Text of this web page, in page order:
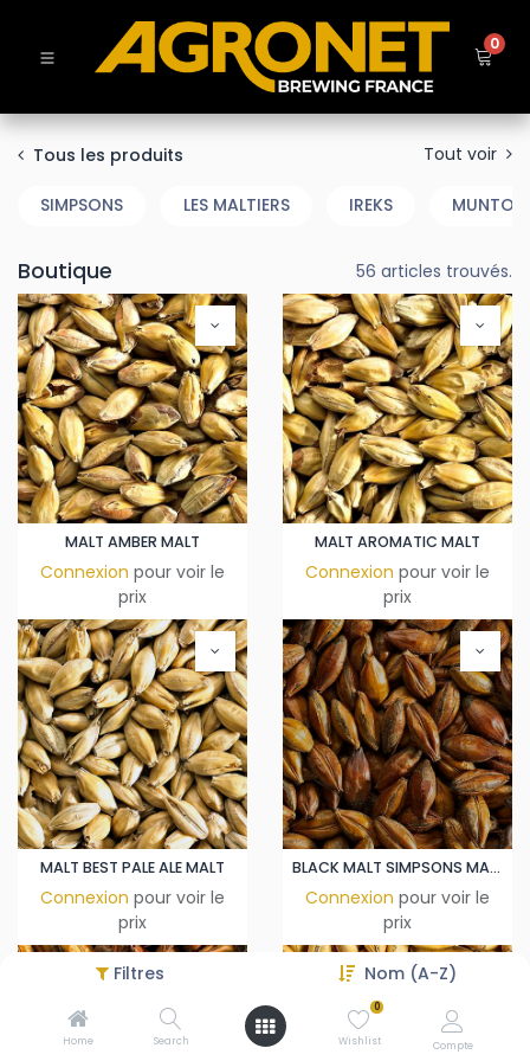
Filtres Nom (A-Z)
Home Search
0
Wishlist Compte
0
Tous les produits Tout voir
SIMPSONS LES MALTIERS IREKS
Boutique 56 articles trouvés.
MALT AMBER MALT
Connexion pour voir le
prix
MALT AROMATIC MALT
Connexion pour voir le
prix
MALT BEST PALE ALE MALT
Connexion pour voir le
prix
BLACK MALT SIMPSONS MALT
Connexion pour voir le
prix